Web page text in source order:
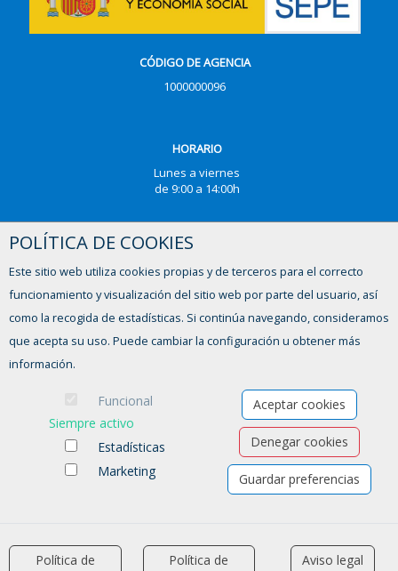
CÓDIGO DE AGENCIA
1000000096
HORARIO
Lunes a viernes
de 9:00 a 14:00h
¿TIENES ALGUNA DUDA?
POLÍTICA DE COOKIES
Este sitio web utiliza cookies propias y de terceros para el correcto
funcionamiento y visualización del sitio web por parte del usuario, así
como la recogida de estadísticas. Si continúa navegando, consideramos
que acepta su uso. Puede cambiar la configuración u obtener más
información.
Funcional
Siempre activo
Estadísticas
Marketing
Aceptar cookies
Denegar cookies
Guardar preferencias
Política de
Política de
Aviso legal